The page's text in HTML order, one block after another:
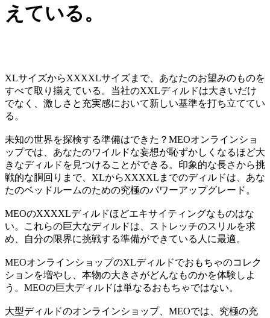
えている。
XLサイズからXXXXLサイズまで、あなたのお望みのものを
すべて取り揃えている。当社のXXLディルドは大きいだけ
でなく、激しさと充実感において新しい基準を打ち立ててい
る。
未知の世界を探検する準備はできた？MEOオンラインショ
ップでは、あなたのワイルドな妄想が恥ずかしくなるほど大
きなディルドを見つけることができる。印象的な長さから挑
戦的な胴回りまで、XLからXXXXLまでのディルドは、あな
たのベッドルームのための究極のパワーアップグレード。
MEOのXXXXLディルドほどエキサイティングなものはな
い。これらの巨大なディルドは、ストレッチのスリルを求
め、自分の限界に挑戦する準備ができている人に最適。
MEOオンラインショップのXLディルドでおもちゃのコレク
ションを増やし、本物の大きさがどんなものかを体験しよ
う。MEOの巨大ディルドは単なるおもちゃではない。
大型ディルドのオンラインショップ、MEOでは、究極の充